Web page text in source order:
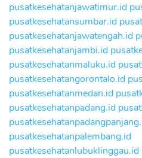
pusatkesehatanjawatimur.id
pusatkesehatansumbar.id
pusatkesehatanjawatengah.id
pusatkesehatanjambi.id
pusatkesehatanmaluku.id
pusatkesehatangorontalo.id
pusatkesehatanmedan.id
pusatkesehatanpadang.id
pusatkesehatanpalembang.id
pusatkesehatanlubuklinggau.id